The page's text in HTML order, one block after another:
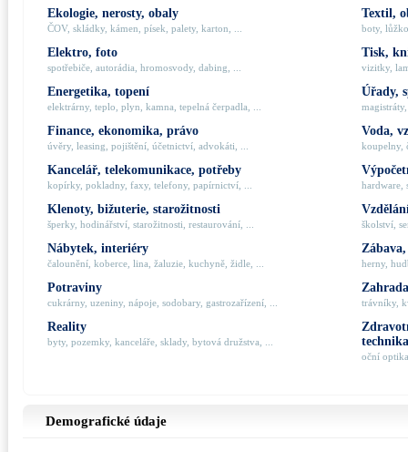
Ekologie, nerosty, obaly
ČOV, skládky, kámen, písek, palety, karton, ...
Elektro, foto
spotřebiče, autorádia, hromosvody, dabing, ...
Energetika, topení
elektrárny, teplo, plyn, kamna, tepelná čerpadla, ...
Finance, ekonomika, právo
úvěry, leasing, pojištění, účetnictví, advokáti, ...
Kancelář, telekomunikace, potřeby
kopírky, pokladny, faxy, telefony, papírnictví, ...
Klenoty, bižuterie, starožitnosti
šperky, hodinářství, starožitnosti, restaurování, ...
Nábytek, interiéry
čalounění, koberce, lina, žaluzie, kuchyně, židle, ...
Potraviny
cukrárny, uzeniny, nápoje, sodobary, gastrozařízení, ...
Reality
byty, pozemky, kanceláře, sklady, bytová družstva, ...
Textil,
boty,
Tisk,
vizitky,
Úřady,
Voda,
koupelny,
hardware,
školství,
herny,
trávníky,
technika
oční
Demografické údaje